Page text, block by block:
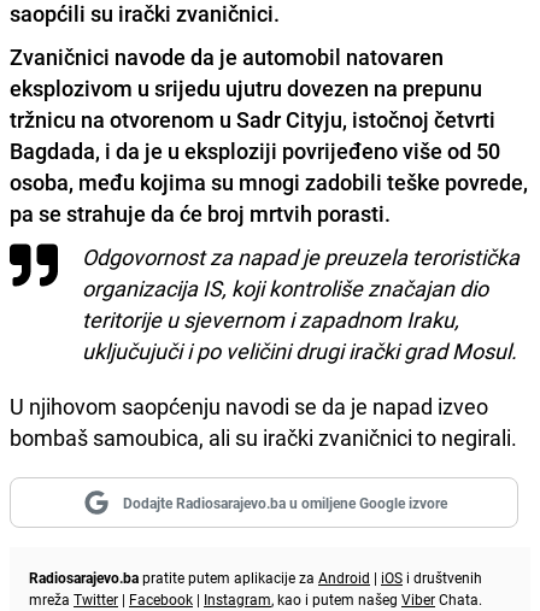
saopćili su irački zvaničnici.
Zvaničnici navode da je automobil natovaren
eksplozivom u srijedu ujutru dovezen na prepunu
tržnicu na otvorenom u Sadr Cityju, istočnoj četvrti
Bagdada, i da je u eksploziji povrijeđeno više od 50
osoba, među kojima su mnogi zadobili teške povrede,
pa se strahuje da će broj mrtvih porasti.
Odgovornost za napad je preuzela teroristička
organizacija IS, koji kontroliše značajan dio
teritorije u sjevernom i zapadnom Iraku,
uključujuči i po veličini drugi irački grad Mosul.
U njihovom saopćenju navodi se da je napad izveo
bombaš samoubica, ali su irački zvaničnici to negirali.
Dodajte Radiosarajevo.ba u omiljene Google izvore
Radiosarajevo.bapratite putem aplikacije za Android | iOS i društvenih
mreža Twitter | Facebook | Instagram, kao i putem našeg ViberChata.